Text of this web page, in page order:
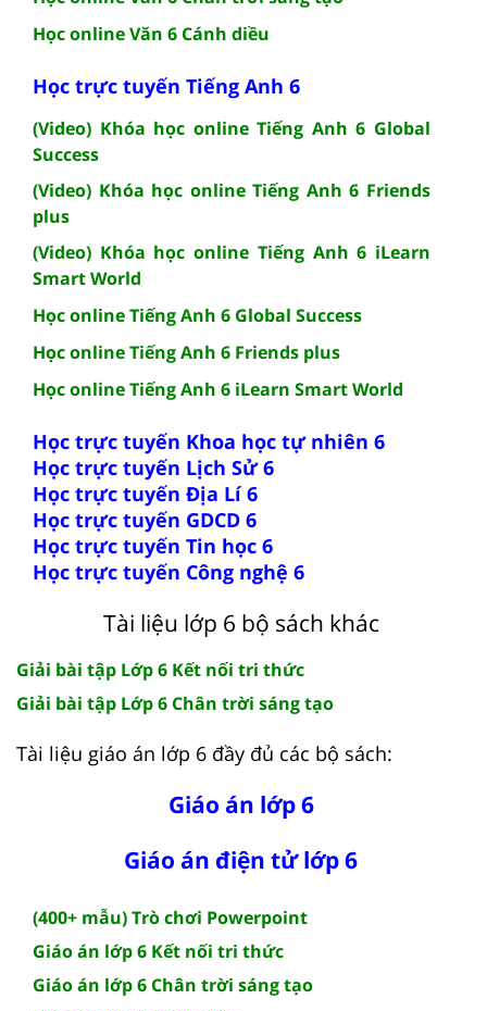
Học online Văn 6 Cánh diều
Học trực tuyến Tiếng Anh 6
(Video) Khóa học online Tiếng Anh 6 Global
Success
(Video) Khóa học online Tiếng Anh 6 Friends
plus
(Video) Khóa học online Tiếng Anh 6 iLearn
Smart World
Học online Tiếng Anh 6 Global Success
Học online Tiếng Anh 6 Friends plus
Học online Tiếng Anh 6 iLearn Smart World
Học trực tuyến Khoa học tự nhiên 6
Học trực tuyến Lịch Sử 6
Học trực tuyến Địa Lí 6
Học trực tuyến GDCD 6
Học trực tuyến Tin học 6
Học trực tuyến Công nghệ 6
Tài liệu lớp 6 bộ sách khác
Giải bài tập Lớp 6 Kết nối tri thức
Giải bài tập Lớp 6 Chân trời sáng tạo
Tài liệu giáo án lớp 6 đầy đủ các bộ sách:
Giáo án lớp 6
Giáo án điện tử lớp 6
(400+ mẫu) Trò chơi Powerpoint
Giáo án lớp 6 Kết nối tri thức
Giáo án lớp 6 Chân trời sáng tạo